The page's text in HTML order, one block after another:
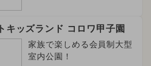
キッズランド コロワ甲子園
家族で楽しめる会員制大型
室内公園！